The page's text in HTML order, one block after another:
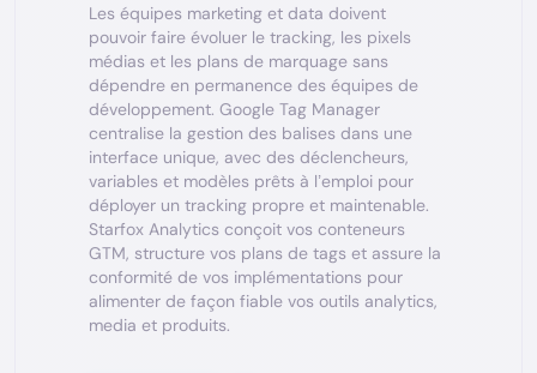
Les équipes marketing et data doivent
pouvoir faire évoluer le tracking, les pixels
médias et les plans de marquage sans
dépendre en permanence des équipes de
développement. Google Tag Manager
centralise la gestion des balises dans une
interface unique, avec des déclencheurs,
variables et modèles prêts à l’emploi pour
déployer un tracking propre et maintenable.
Starfox Analytics conçoit vos conteneurs
GTM, structure vos plans de tags et assure la
conformité de vos implémentations pour
alimenter de façon fiable vos outils analytics,
media et produits.